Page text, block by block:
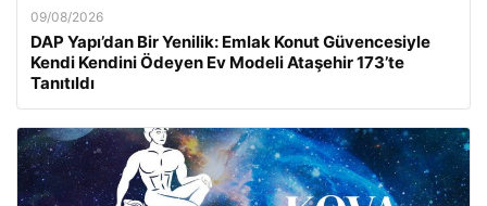
09/08/2026
DAP Yapı’dan Bir Yenilik: Emlak Konut Güvencesiyle
Kendi Kendini Ödeyen Ev Modeli Ataşehir 173’te
Tanıtıldı